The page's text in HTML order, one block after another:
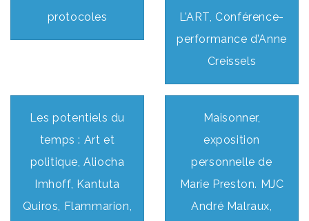
protocoles
L’ART, Conférence-
performance d’Anne
Creissels
Les potentiels du
temps : Art et
politique, Aliocha
Imhoff, Kantuta
Quiros, Flammarion,
Maisonner,
exposition
personnelle de
Marie Preston. MJC
André Malraux,